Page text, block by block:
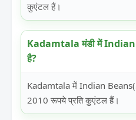
कुएंटल हैं।
Kadamtala मंडी में Indian
है?
Kadamtala में Indian
2010 रूपये प्रति कुएंटल हैं।